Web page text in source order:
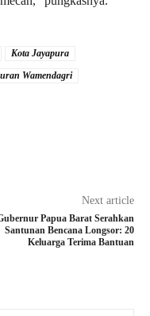
Kota Jayapura
Wamendagri
Next article
Papua Barat Serahkan
Santunan Bencana Longsor: 20
Keluarga Terima Bantuan